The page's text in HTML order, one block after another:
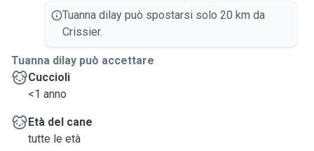
propriétaires.
Votre animal sera traité avec le même soin, la même
sécurité, leur bien-être et leur confort sont toujours ma
priorité.
quatre pattes et de passer de beaux moments avec eux lors
des promenades ou des visites à domicile.
Tuanna dilay può spostarsi solo 20 km da
Crissier.
Tuanna dilay può accettare
Cuccioli
<1 anno
Età del cane
tutte le età